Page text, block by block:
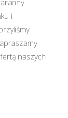
i
naszych